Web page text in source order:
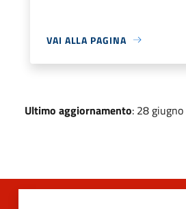
VAI ALLA PAGINA
Ultimo aggiornamento: 28